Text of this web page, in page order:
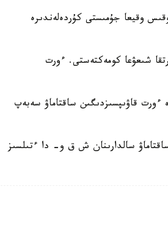
تۇرعىن ءۇيدىڭ 9- قاباتىنداعى وقىس وقيعا جۇمىستى كۇردەلەندىرە
شىعۋعا كومەكتەستى. ءورت
ءورت قاۋىپسىزدىگىن ساقتاماۋ سەبەپ
سالدارىنان ش ق و- دا ءتىلسىز